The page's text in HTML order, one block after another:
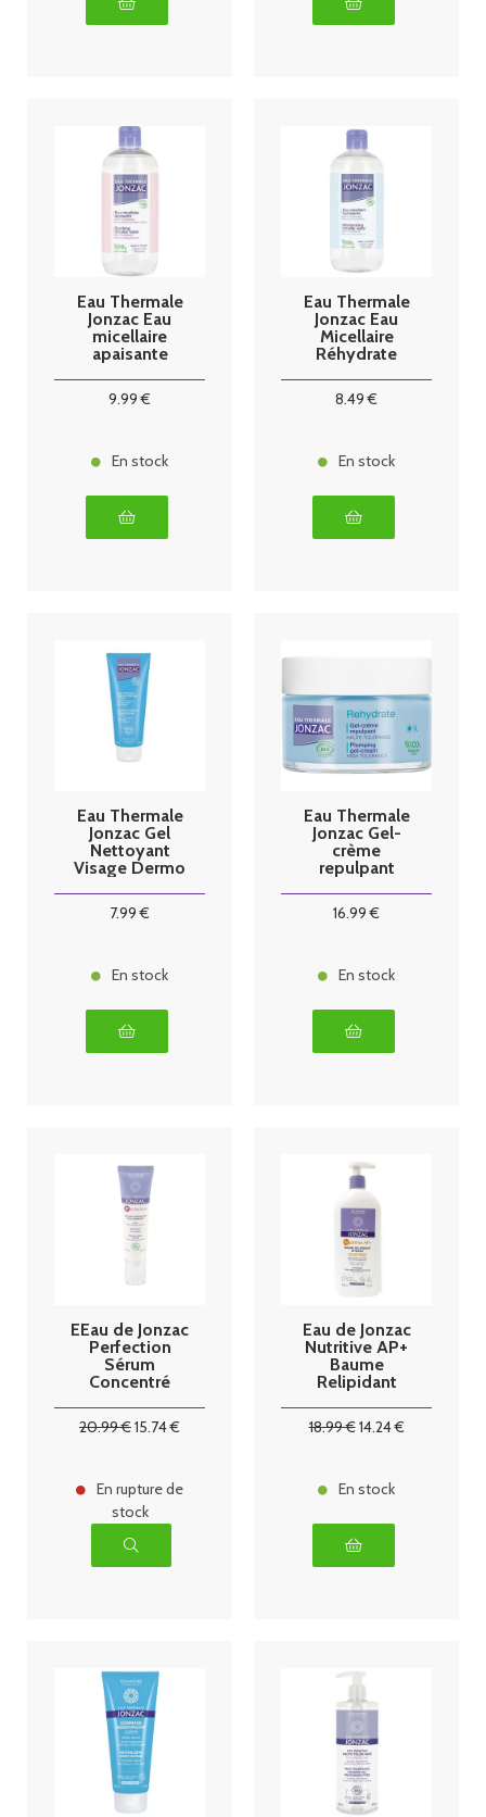
Eau Thermale
Jonzac Eau
micellaire
apaisante
9.99 €
En stock
Eau Thermale
Jonzac Eau
Micellaire
Réhydrate
8.49 €
En stock
Eau Thermale
Jonzac Gel
Nettoyant
Visage Dermo
7.99 €
En stock
Eau Thermale
Jonzac Gel-
crème
repulpant
16.99 €
En stock
EEau de Jonzac
Perfection
Sérum
Concentré
20.99€15.74€
En rupture de
stock
Eau de Jonzac
Nutritive AP+
Baume
Relipidant
18.99€14.24€
En stock